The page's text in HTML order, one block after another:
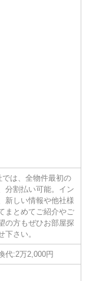
では、全物件最初の
分割払い可能。イン
新しい情報や他社様
まとめてご紹介やご
の方もぜひお部屋探
下さい。
代:2万2,000円